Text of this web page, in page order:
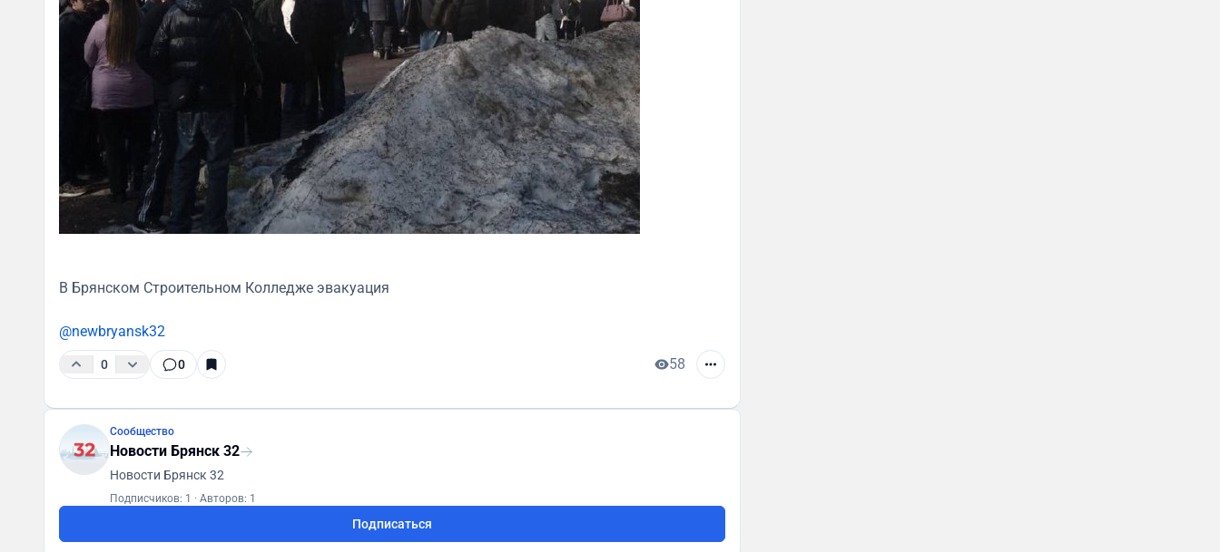
В Брянском Строительном Колледже эвакуация
@newbryansk32
0 0 58
Сообщество
Новости Брянск 32
Новости Брянск 32
Подписчиков: 1 · Авторов: 1
Подписаться